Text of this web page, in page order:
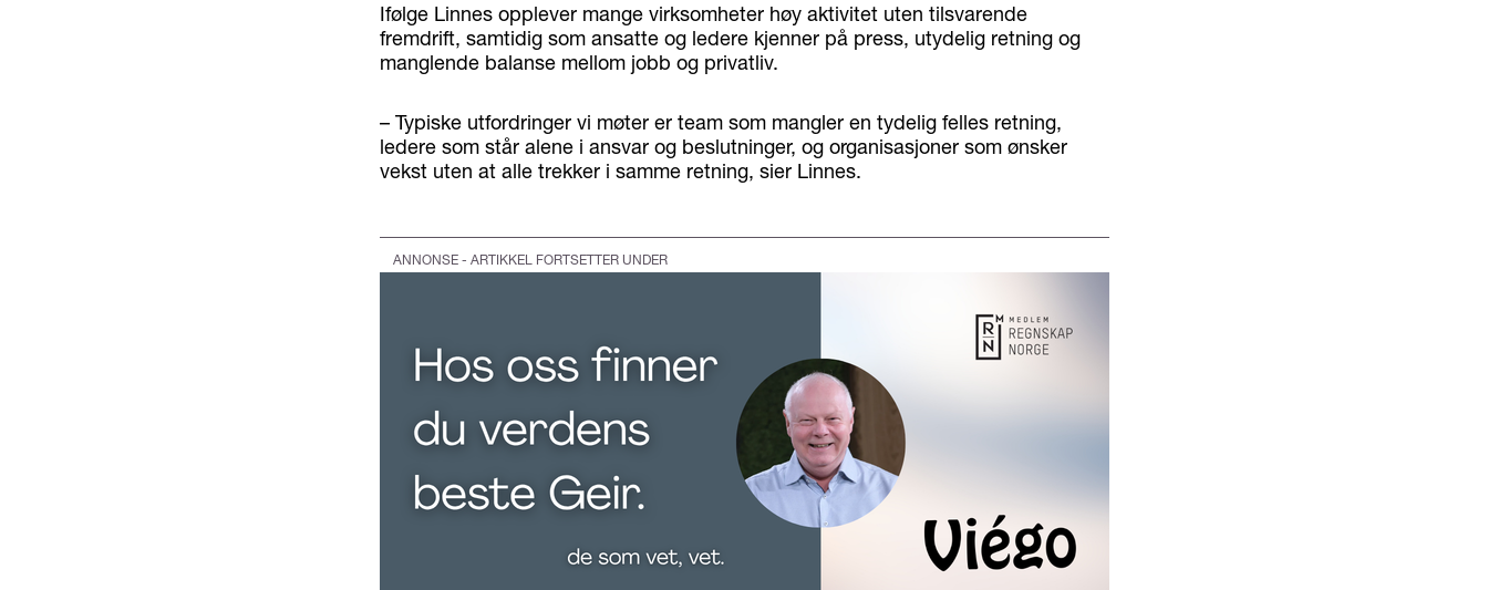
Ifølge Linnes opplever mange virksomheter høy aktivitet uten tilsvarende
fremdrift, samtidig som ansatte og ledere kjenner på press, utydelig retning og
manglende balanse mellom jobb og privatliv.
– Typiske utfordringer vi møter er team som mangler en tydelig felles retning,
ledere som står alene i ansvar og beslutninger, og organisasjoner som ønsker
vekst uten at alle trekker i samme retning, sier Linnes.
ANNONSE - ARTIKKEL FORTSETTER UNDER